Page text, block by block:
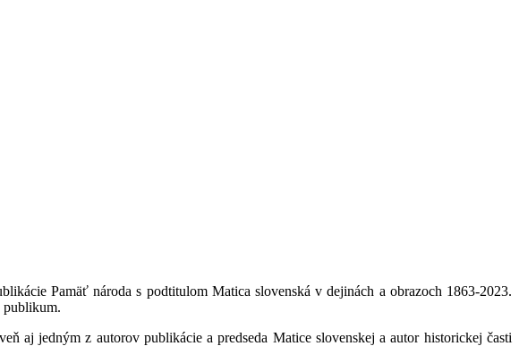
Pamäť národa s podtitulom Matica slovenská v dejinách a obrazoch 1863-2023.
publikum.
aj jedným z autorov publikácie a predseda Matice slovenskej a autor historickej časti